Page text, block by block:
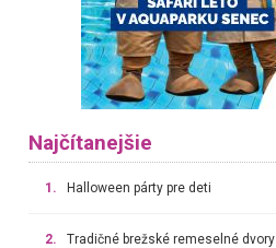
Najčítanejšie
1. Halloween párty pre deti
2. Tradičné brežské remeselné dvory